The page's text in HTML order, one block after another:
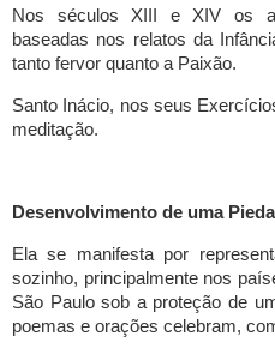
Nos séculos XIII e XIV os
baseadas nos relatos da
tanto fervor quanto a Paixão.
Santo Inácio, nos seus
meditação.
Desenvolvimento de uma
Ela se manifesta por
sozinho, principalmente nos
São Paulo sob a proteção de
poemas e orações celebram,